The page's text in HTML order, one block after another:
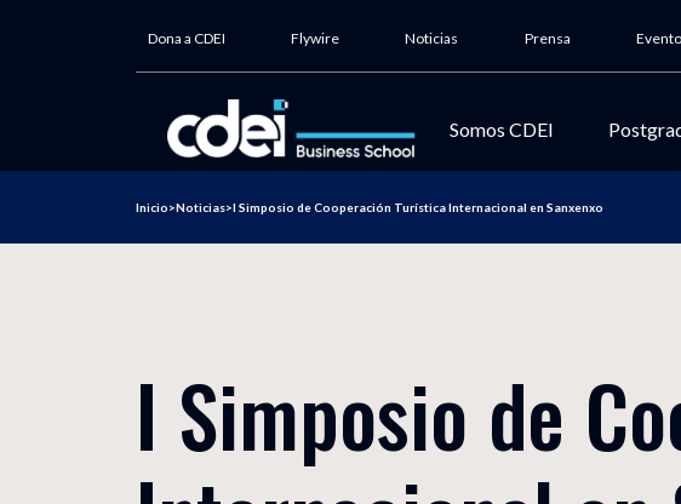
Dona a CDEI Flywire Noticias Prensa
Somos CDEI
Nuestra escuela
internacional
Impacto institucional
Garantía de calidad
Responsabilidad socialUCAM
Inicio>Noticias>I Simposio de Cooperación Turística Internacional en Sanxenxo
I Simposio de